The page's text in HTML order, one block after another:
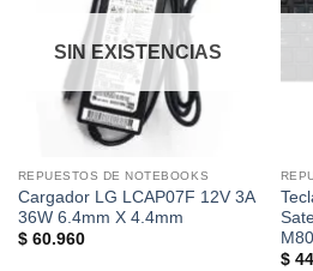
SIN EXISTENCIAS
REPUESTOS DE NOTEBOOKS
Cargador LG LCAP07F 12V 3A
36W 6.4mm X 4.4mm
$60.960
$